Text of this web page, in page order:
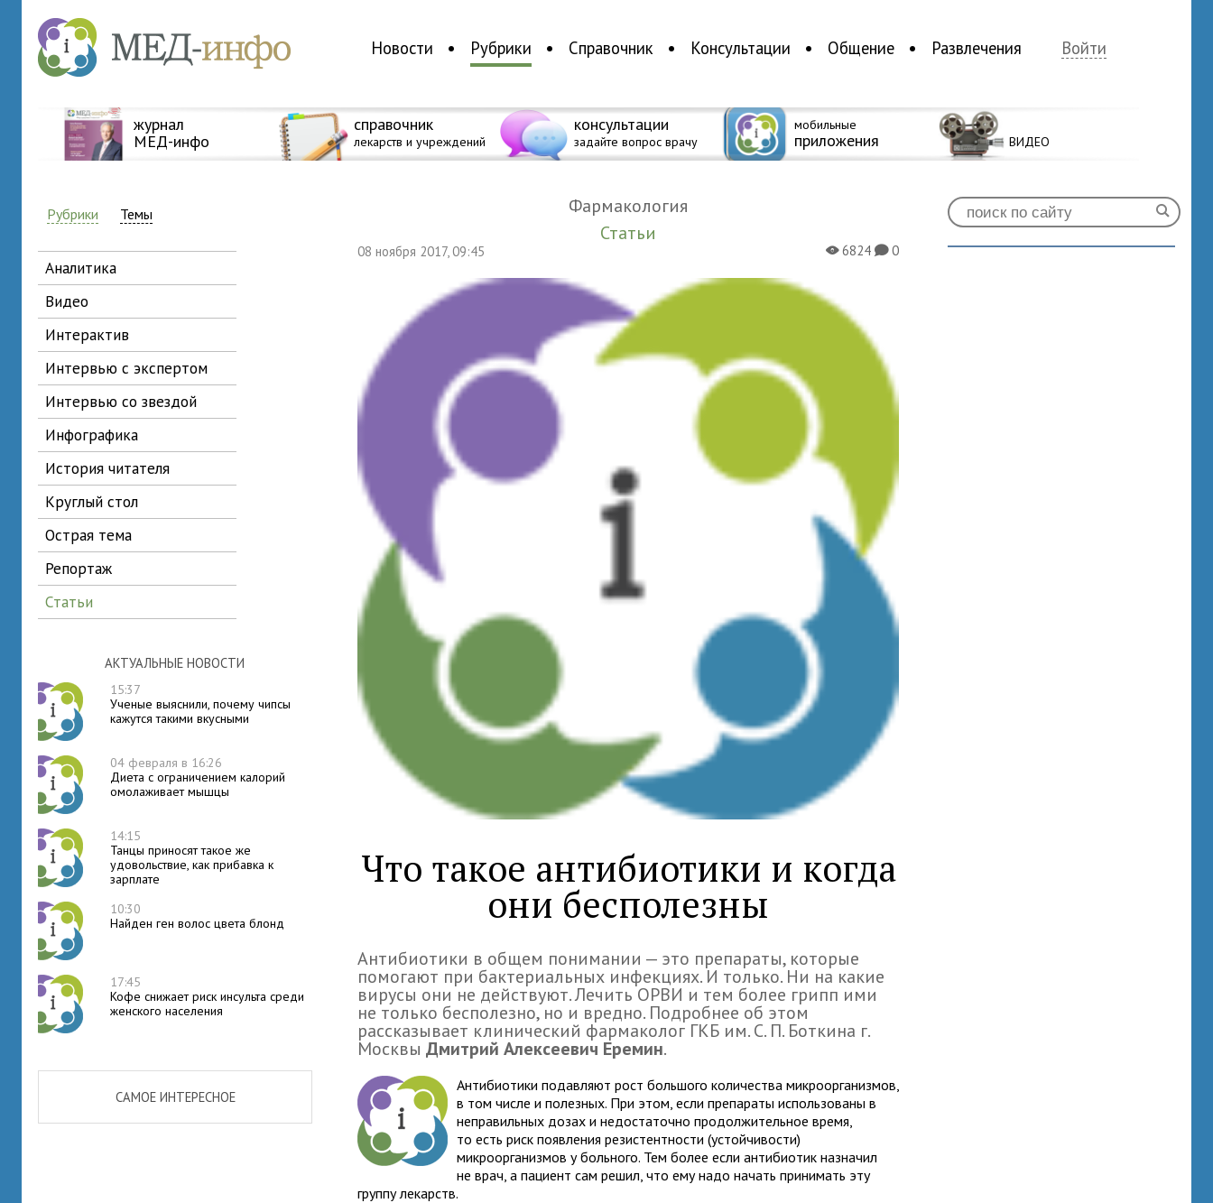
Новости Рубрики Справочник Консультации Общение Развлечения Войти
журнал
МЕД-инфо
справочник
лекарств и учреждений
консультации
задайте вопрос врачу
мобильные
приложения ВИДЕО
Рубрики Темы
аналитика
видео
интерактив
интервью с экспертом
интервью со звездой
инфографика
история читателя
круглый стол
острая тема
репортаж
статьи
АКТУАЛЬНЫЕ НОВОСТИ
15:37
Ученые выяснили, почему чипсы
кажутся такими вкусными
04 февраля в 16:26
Диета с ограничением калорий
омолаживает мышцы
14:15
Танцы приносят такое же
удовольствие, как прибавка к
зарплате
10:30
Найден ген волос цвета блонд
17:45
Кофе снижает риск инсульта среди
женского населения
САМОЕ ИНТЕРЕСНОЕ
Фармакология
Статьи
08 ноября 2017, 09:45 X6824K0
Что такое антибиотики и когда
они бесполезны
Антибиотики в общем понимании — это препараты, которые
помогают при бактериальных инфекциях. И только. Ни на какие
вирусы они не действуют. Лечить ОРВИ и тем более грипп ими
не только бесполезно, но и вредно. Подробнее об этом
рассказывает клинический фармаколог ГКБ им. С. П. Боткина г.
МосквыДмитрий Алексеевич Еремин.
Антибиотики подавляют рост большого количества микроорганизмов,
в том числе и полезных. При этом, если препараты использованы в
неправильных дозах и недостаточно продолжительное время,
то есть риск появления резистентности (устойчивости)
микроорганизмов у больного. Тем более если антибиотик назначил
не врач, а пациент сам решил, что ему надо начать принимать эту
группу лекарств.